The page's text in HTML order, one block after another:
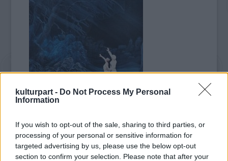
kulturpart - Do Not Process My Personal
Information
If you wish to opt-out of the sale, sharing to third parties, or
processing of your personal or sensitive information for
targeted advertising by us, please use the below opt-out
section to confirm your selection. Please note that after your
balettmestere, Valentina Kozlova szintén
hazánkba látogat; december 16-tól január 14-
ig gyakorlatokat tart a Magyar Nemzeti
Balett együttesének.